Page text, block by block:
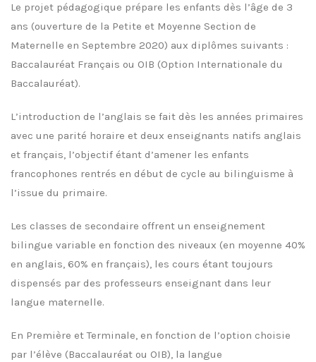
Le projet pédagogique prépare les enfants dès l’âge de 3
ans (ouverture de la Petite et Moyenne Section de
Maternelle en Septembre 2020) aux diplômes suivants :
Baccalauréat Français ou OIB (Option Internationale du
Baccalauréat).
L’introduction de l’anglais se fait dès les années primaires
avec une parité horaire et deux enseignants natifs anglais
et français, l’objectif étant d’amener les enfants
francophones rentrés en début de cycle au bilinguisme à
l’issue du primaire.
Les classes de secondaire offrent un enseignement
bilingue variable en fonction des niveaux (en moyenne 40%
en anglais, 60% en français), les cours étant toujours
dispensés par des professeurs enseignant dans leur
langue maternelle.
En Première et Terminale, en fonction de l’option choisie
par l’élève (Baccalauréat ou OIB), la langue